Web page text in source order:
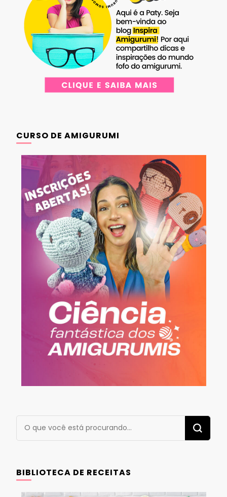
CURSO DE AMIGURUMI
Procurando
algo?
BIBLIOTECA DE RECEITAS